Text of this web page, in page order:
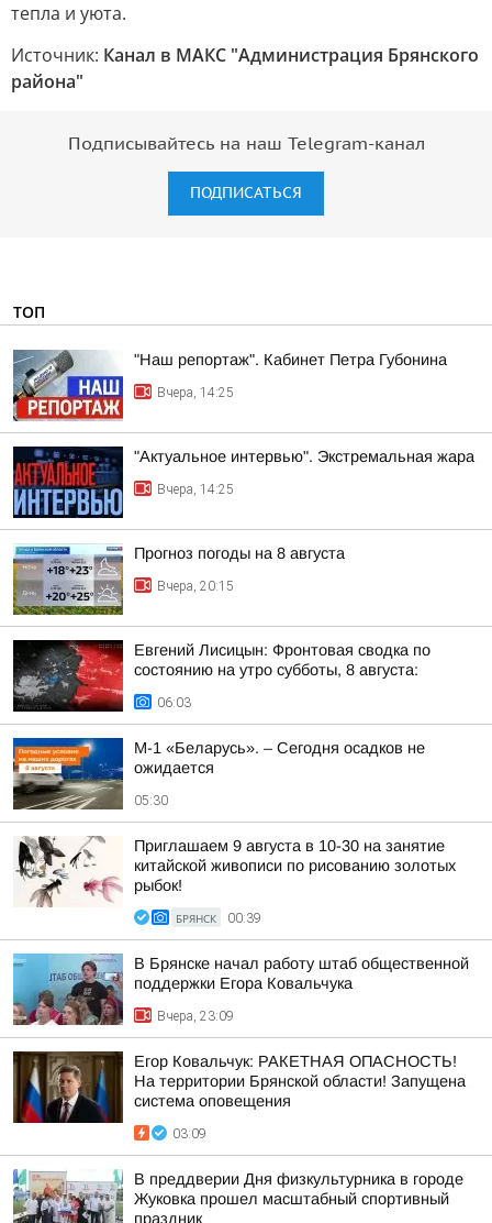
тепла и уюта.
Источник: Канал в МАКС "Администрация Брянского
района"
Подписывайтесь на наш Telegram-канал
ПОДПИСАТЬСЯ
ТОП
"Наш репортаж". Кабинет Петра Губонина
Вчера, 14:25
"Актуальное интервью". Экстремальная жара
Вчера, 14:25
Прогноз погоды на 8 августа
Вчера, 20:15
Евгений Лисицын: Фронтовая сводка по
состоянию на утро субботы, 8 августа:
06:03
М-1 «Беларусь». – Сегодня осадков не
ожидается
05:30
Приглашаем 9 августа в 10-30 на занятие
китайской живописи по рисованию золотых
рыбок!
БРЯНСК 00:39
В Брянске начал работу штаб общественной
поддержки Егора Ковальчука
Вчера, 23:09
Егор Ковальчук: РАКЕТНАЯ ОПАСНОСТЬ!
На территории Брянской области! Запущена
система оповещения
03:09
В преддверии Дня физкультурника в городе
Жуковка прошел масштабный спортивный
праздник